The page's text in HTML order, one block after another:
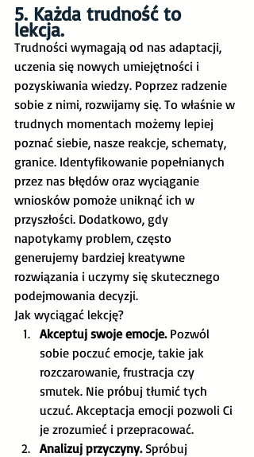
5. Każda trudność to
lekcja.
Trudności wymagają od nas adaptacji,
uczenia się nowych umiejętności i
pozyskiwania wiedzy. Poprzez radzenie
sobie z nimi, rozwijamy się. To właśnie w
trudnych momentach możemy lepiej
poznać siebie, nasze reakcje, schematy,
granice. Identyfikowanie popełnianych
przez nas błędów oraz wyciąganie
wniosków pomoże uniknąć ich w
przyszłości. Dodatkowo, gdy
napotykamy problem, często
generujemy bardziej kreatywne
rozwiązania i uczymy się skutecznego
podejmowania decyzji.
Jak wyciągać lekcję?
Akceptuj swoje emocje. Pozwól
sobie poczuć emocje, takie jak
rozczarowanie, frustracja czy
smutek. Nie próbuj tłumić tych
uczuć. Akceptacja emocji pozwoli Ci
je zrozumieć i przepracować.
Analizuj przyczyny. Spróbuj